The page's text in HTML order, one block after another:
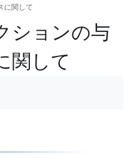
に関して
ションの与
関して